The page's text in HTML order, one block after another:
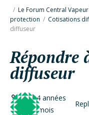
/ Le Forum Central Vapeur
protection / Cotisations
diffuseur
Répondre
diffuseur
il y a 4 années
et 2 mois